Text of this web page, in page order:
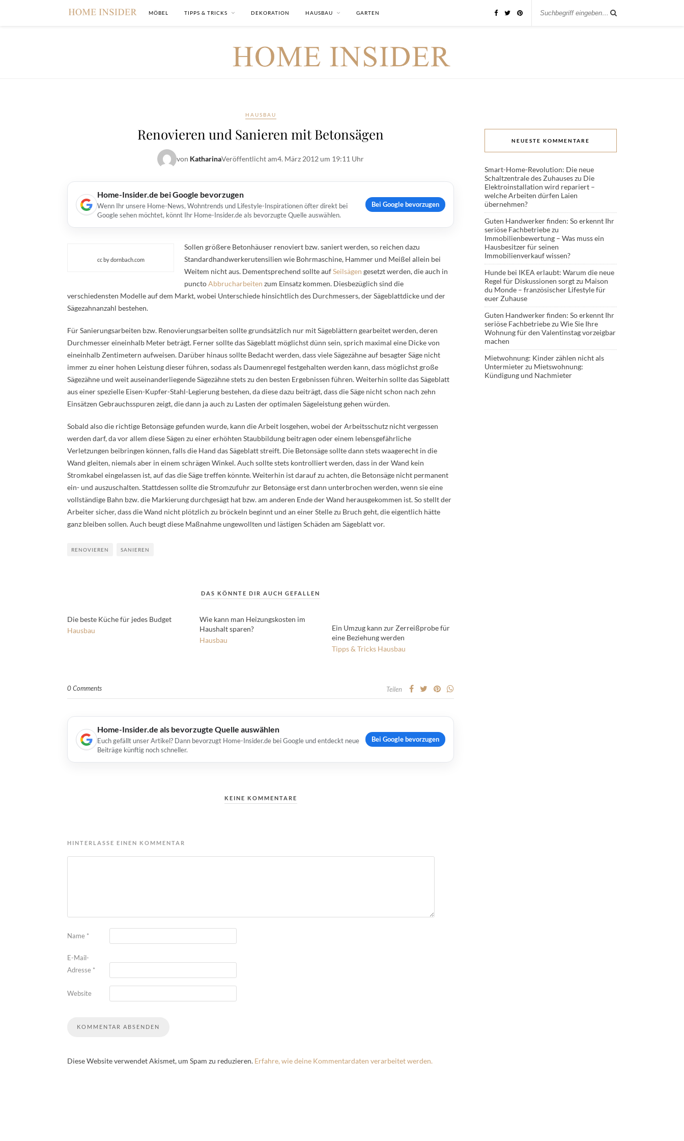
MÖBEL TIPPS & TRICKS DEKORATION HAUSBAU GARTEN
HAUSBAU
Renovieren und Sanieren mit Betonsägen
von KatharinaVeröffentlicht am4. März 2012 um 19:11 Uhr
Home-Insider.de bei Google bevorzugen
Wenn Ihr unsere Home-News, Wohntrends und Lifestyle-Inspirationen öfter direkt bei
Google sehen möchtet, könnt Ihr Home-Insider.de als bevorzugte Quelle auswählen.
Bei Google bevorzugen
cc by dornbach.com
Sollen größere Betonhäuser renoviert bzw. saniert werden, so reichen dazu
Standardhandwerkerutensilien wie Bohrmaschine, Hammer und Meißel allein bei
Weitem nicht aus. Dementsprechend sollte aufSeilsägen gesetzt werden, die auch in
punctoAbbrucharbeiten zum Einsatz kommen. Diesbezüglich sind die
verschiedensten Modelle auf dem Markt, wobei Unterschiede hinsichtlich des Durchmessers, der Sägeblattdicke und der
Sägezahnanzahl bestehen.
Für Sanierungsarbeiten bzw. Renovierungsarbeiten sollte grundsätzlich nur mit Sägeblättern gearbeitet werden, deren
Durchmesser eineinhalb Meter beträgt. Ferner sollte das Sägeblatt möglichst dünn sein, sprich maximal eine Dicke von
eineinhalb Zentimetern aufweisen. Darüber hinaus sollte Bedacht werden, dass viele Sägezähne auf besagter Säge nicht
immer zu einer hohen Leistung dieser führen, sodass als Daumenregel festgehalten werden kann, dass möglichst große
Sägezähne und weit auseinanderliegende Sägezähne stets zu den besten Ergebnissen führen. Weiterhin sollte das Sägeblatt
aus einer spezielle Eisen-Kupfer-Stahl-Legierung bestehen, da diese dazu beiträgt, dass die Säge nicht schon nach zehn
Einsätzen Gebrauchsspuren zeigt, die dann ja auch zu Lasten der optimalen Sägeleistung gehen würden.
Sobald also die richtige Betonsäge gefunden wurde, kann die Arbeit losgehen, wobei der Arbeitsschutz nicht vergessen
werden darf, da vor allem diese Sägen zu einer erhöhten Staubbildung beitragen oder einem lebensgefährliche
Verletzungen beibringen können, falls die Hand das Sägeblatt streift. Die Betonsäge sollte dann stets waagerecht in die
Wand gleiten, niemals aber in einem schrägen Winkel. Auch sollte stets kontrolliert werden, dass in der Wand kein
Stromkabel eingelassen ist, auf das die Säge treffen könnte. Weiterhin ist darauf zu achten, die Betonsäge nicht permanent
ein- und auszuschalten. Stattdessen sollte die Stromzufuhr zur Betonsäge erst dann unterbrochen werden, wenn sie eine
vollständige Bahn bzw. die Markierung durchgesägt hat bzw. am anderen Ende der Wand herausgekommen ist. So stellt der
Arbeiter sicher, dass die Wand nicht plötzlich zu bröckeln beginnt und an einer Stelle zu Bruch geht, die eigentlich hätte
ganz bleiben sollen. Auch beugt diese Maßnahme ungewollten und lästigen Schäden am Sägeblatt vor.
RENOVIEREN SANIEREN
DAS KÖNNTE DIR AUCH GEFALLEN
Die beste Küche für jedes Budget
Hausbau
Wie kann man Heizungskosten im
Haushalt sparen?
Hausbau
Ein Umzug kann zur Zerreißprobe für
eine Beziehung werden
Tipps & Tricks Hausbau
0 Comments Teilen
Home-Insider.de als bevorzugte Quelle auswählen
Euch gefällt unser Artikel? Dann bevorzugt Home-Insider.de bei Google und entdeckt neue
Beiträge künftig noch schneller.
Bei Google bevorzugen
KEINE KOMMENTARE
HINTERLASSE EINEN KOMMENTAR
Name *
E-Mail-
Adresse *
Website
Diese Website verwendet Akismet, um Spam zu reduzieren. Erfahre, wie deine Kommentardaten verarbeitet werden.
NEUESTE KOMMENTARE
Smart-Home-Revolution: Die neue
Schaltzentrale des Zuhauseszu Die
Elektroinstallation wird repariert –
welche Arbeiten dürfen Laien
übernehmen?
Guten Handwerker finden: So erkennt Ihr
seriöse Fachbetriebezu
Immobilienbewertung – Was muss ein
Hausbesitzer für seinen
Immobilienverkauf wissen?
Hunde bei IKEA erlaubt: Warum die neue
Regel für Diskussionen sorgtzu Maison
du Monde – französischer Lifestyle für
euer Zuhause
Guten Handwerker finden: So erkennt Ihr
seriöse Fachbetriebezu Wie Sie Ihre
Wohnung für den Valentinstag vorzeigbar
machen
Mietwohnung: Kinder zählen nicht als
Untermieterzu Mietswohnung:
Kündigung und Nachmieter